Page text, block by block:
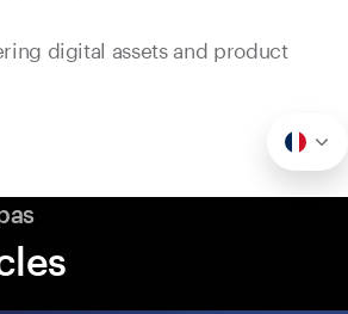
digital assets and product